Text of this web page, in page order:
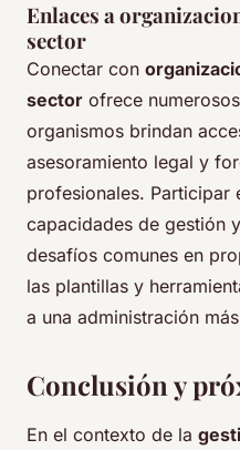
Enlaces a
sector
Conectar con
sector ofrece
organismos brindan
asesoramiento legal y
profesionales. Participar
capacidades de gestión
desafíos comunes en
las plantillas y
a una administración
Conclusión y
En el contexto de la